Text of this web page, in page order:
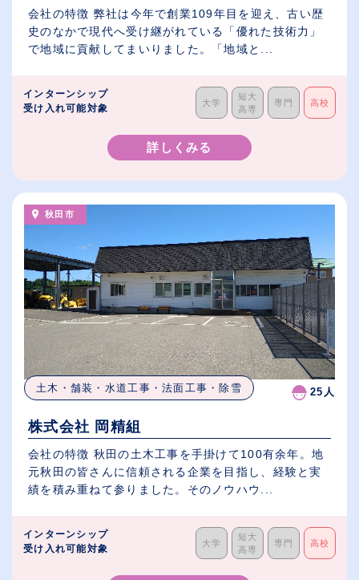
会社の特徴 弊社は今年で創業109年目を迎え、古い歴
史のなかで現代へ受け継がれている「優れた技術力」
で地域に貢献してまいりました。「地域と...
インターンシップ
受け入れ可能対象
大学
短大
高専
専門 高校
詳しくみる
秋田市
土木・舗装・水道工事・法面工事・除雪 25人
株式会社 岡精組
会社の特徴 秋田の土木工事を手掛けて100有余年。地
元秋田の皆さんに信頼される企業を目指し、経験と実
績を積み重ねて参りました。そのノウハウ...
インターンシップ
受け入れ可能対象
大学
短大
高専
専門 高校